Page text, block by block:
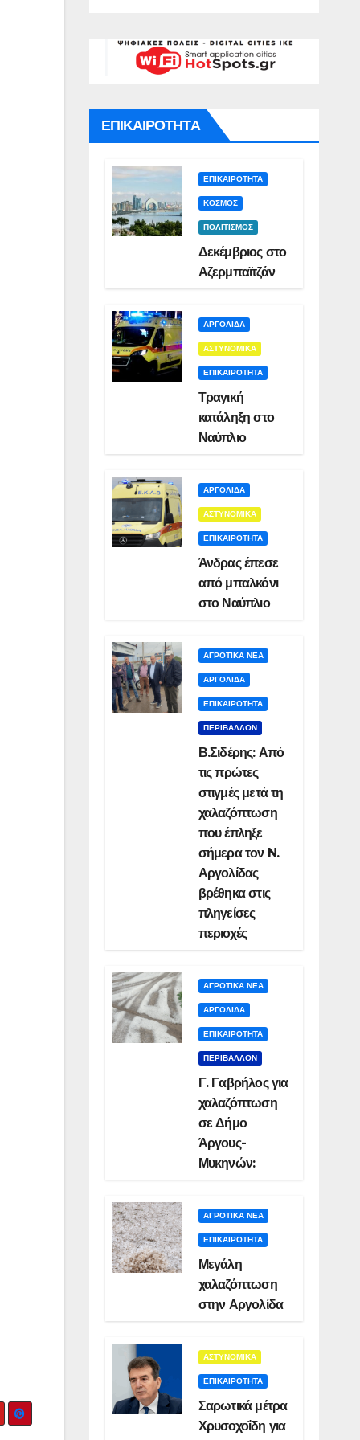
ΕΠΙΚΑΙΡΟΤΗΤΑ
ΕΠΙΚΑΙΡΟΤΗΤΑ
ΚΟΣΜΟΣ
ΠΟΛΙΤΙΣΜΟΣ
Δεκέμβριος στο
Αζερμπαϊτζάν
ΑΡΓΟΛΙΔΑ
ΑΣΤΥΝΟΜΙΚΑ
ΕΠΙΚΑΙΡΟΤΗΤΑ
Τραγική
κατάληξη στο
Ναύπλιο
ΑΡΓΟΛΙΔΑ
ΑΣΤΥΝΟΜΙΚΑ
ΕΠΙΚΑΙΡΟΤΗΤΑ
Άνδρας έπεσε
από μπαλκόνι
στο Ναύπλιο
ΑΓΡΟΤΙΚΑ ΝΕΑ
ΑΡΓΟΛΙΔΑ
ΕΠΙΚΑΙΡΟΤΗΤΑ
ΠΕΡΙΒΑΛΛΟΝ
Β.Σιδέρης: Από
τις πρώτες
στιγμές μετά τη
χαλαζόπτωση
που έπληξε
σήμερα τον N.
Αργολίδας
βρέθηκα στις
πληγείσες
περιοχές
ΑΓΡΟΤΙΚΑ ΝΕΑ
ΑΡΓΟΛΙΔΑ
ΕΠΙΚΑΙΡΟΤΗΤΑ
ΠΕΡΙΒΑΛΛΟΝ
Γ. Γαβρήλος για
χαλαζόπτωση
σε Δήμο
Άργους-
Μυκηνών:
ΑΓΡΟΤΙΚΑ ΝΕΑ
ΕΠΙΚΑΙΡΟΤΗΤΑ
Μεγάλη
χαλαζόπτωση
στην Αργολίδα
ΑΣΤΥΝΟΜΙΚΑ
ΕΠΙΚΑΙΡΟΤΗΤΑ
Σαρωτικά μέτρα
Χρυσοχοΐδη για